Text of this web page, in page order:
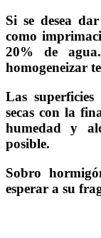
Si se desea
como
20% de
homogeneizar
Las
secas con la
humedad y
posible.
Sobro
esperar a su